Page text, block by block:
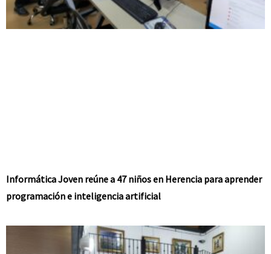
Informática Joven reúne a 47 niños en Herencia para aprender
programación e inteligencia artificial